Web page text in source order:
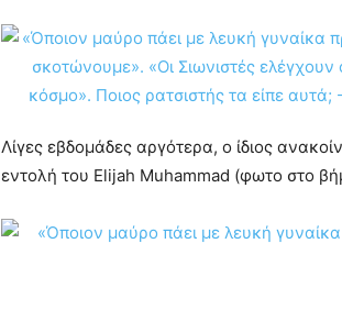
Λίγες εβδομάδες αργότερα, ο ίδιος
εντολή του Elijah Muhammad (φωτο στο